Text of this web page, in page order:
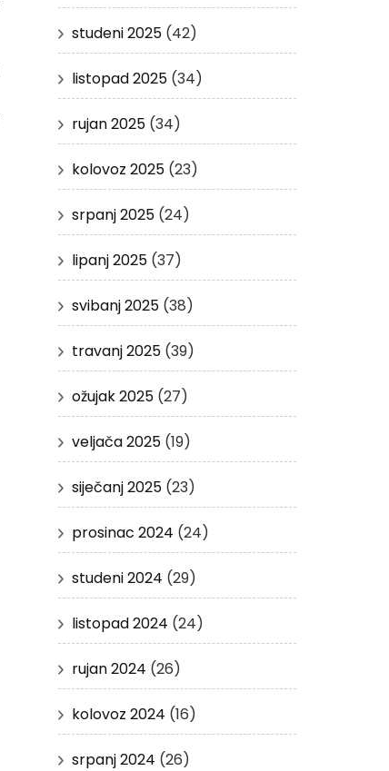
studeni 2025(42)
listopad 2025(34)
rujan 2025(34)
kolovoz 2025(23)
srpanj 2025(24)
lipanj 2025(37)
svibanj 2025(38)
travanj 2025(39)
ožujak 2025(27)
veljača 2025(19)
siječanj 2025(23)
prosinac 2024 (24)
studeni 2024 (29)
listopad 2024 (24)
rujan 2024 (26)
kolovoz 2024 (16)
srpanj 2024 (26)